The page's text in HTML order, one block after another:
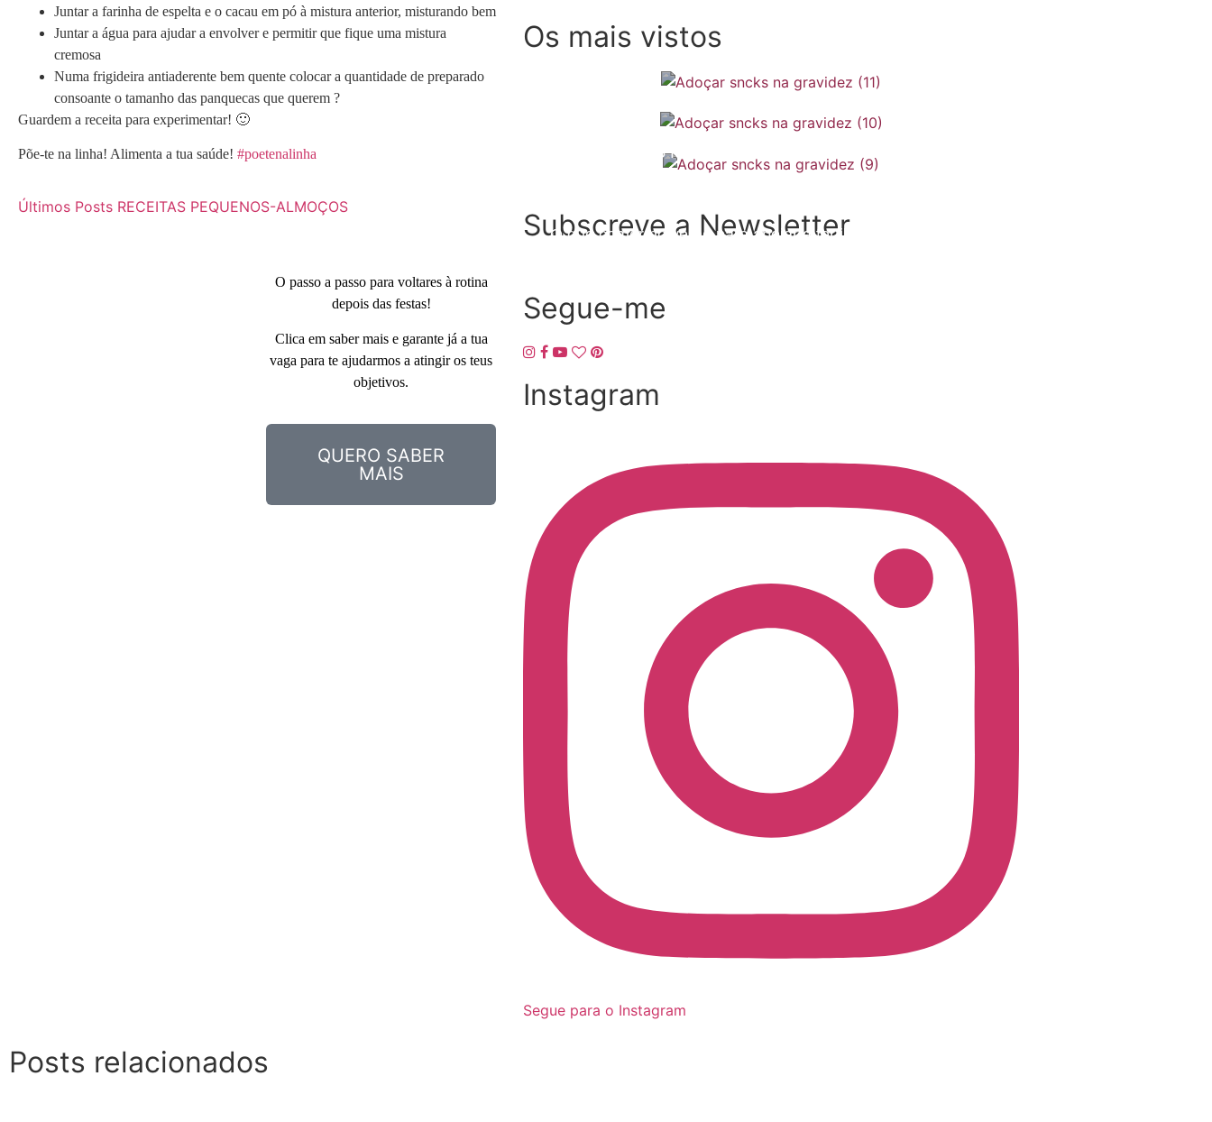
Juntar a farinha de espelta e o cacau em pó à mistura anterior, misturando bem
Juntar a água para ajudar a envolver e permitir que fique uma mistura
cremosa
Numa frigideira antiaderente bem quente colocar a quantidade de preparado
consoante o tamanho das panquecas que querem ?
Guardem a receita para experimentar! 🙂
Põe-te na linha! Alimenta a tua saúde! #poetenalinha
Últimos Posts RECEITAS PEQUENOS-ALMOÇOS
O passo a passo para voltares à rotina
depois das festas!
Clica em saber mais e garante já a tua
vaga para te ajudarmos a atingir os teus
objetivos.
QUERO SABER
MAIS
Os mais vistos
SOMP (SOP): 5 Ideias de Pequenos Almoços para o Verão
O que comer no verão para apoiar a fertilidade?
Subscreve a Newsletter
Segue-me
Instagram
Segue para o Instagram
Posts relacionados